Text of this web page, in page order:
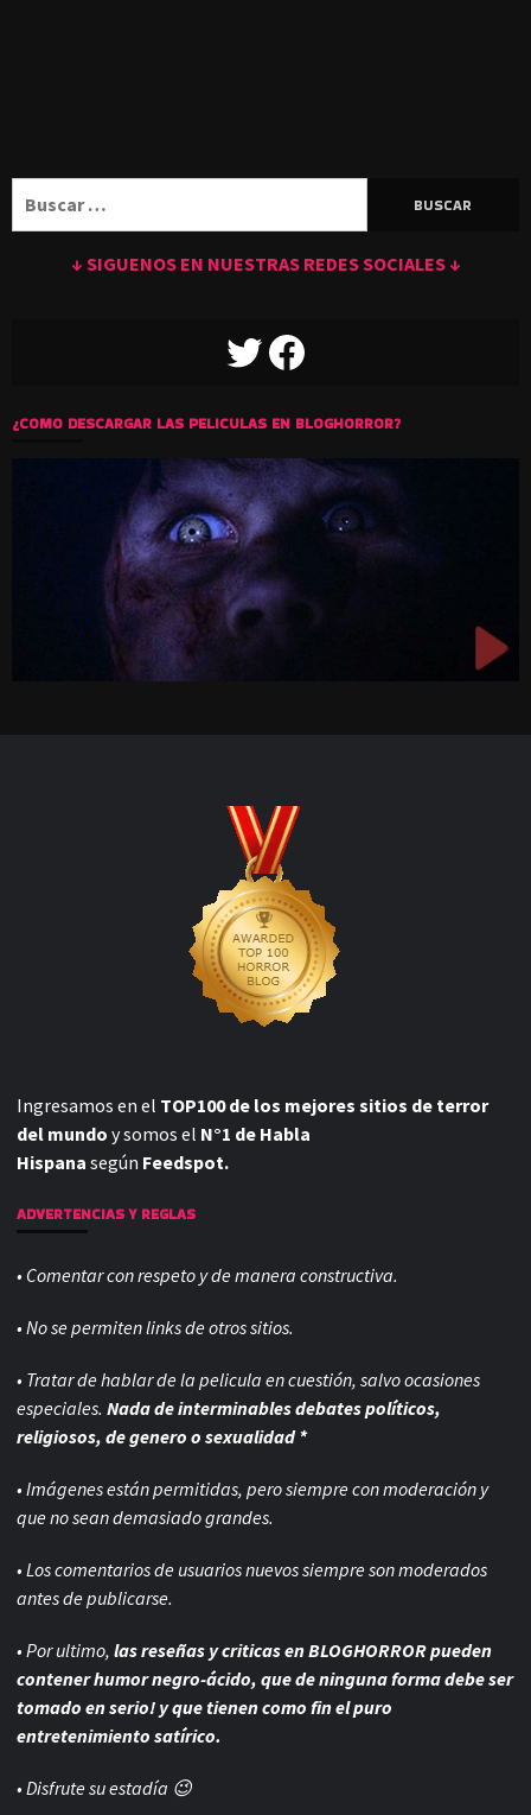
↓ SIGUENOS EN NUESTRAS REDES SOCIALES ↓
TWITTERFACEBOOK
¿COMO DESCARGAR LAS PELICULAS EN BLOGHORROR?
Ingresamos en el TOP100 de los mejores sitios de terror
del mundo y somos el N°1 de Habla
Hispana según Feedspot.
ADVERTENCIAS Y REGLAS
• Comentar con respeto y de manera constructiva.
• No se permiten links de otros sitios.
• Tratar de hablar de la pelicula en cuestión, salvo ocasiones
especiales. Nada de interminables debates políticos,
religiosos, de genero o sexualidad *
• Imágenes están permitidas, pero siempre conmoderación y
que no sean demasiado grandes.
• Los comentarios de usuarios nuevos siempre son moderados
antes de publicarse.
• Por ultimo, las reseñas y criticas en BLOGHORROR pueden
contener humor negro-ácido, que de ninguna forma debe ser
tomado en serio! y que tienen como fin el puro
entretenimiento satírico.
• Disfrute su estadía 😉